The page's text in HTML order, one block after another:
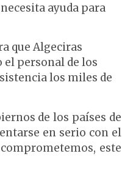
ayuda para
que Algeciras
personal de los
los miles de
de los países de
en serio con el
este